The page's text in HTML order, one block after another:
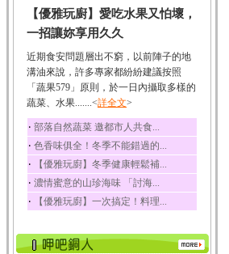
韭菜所含的膳食纖維能
幫助消化與通便；揮...
冬瓜
冬瓜營養價值高，鈉含
量極低是水腫病人的...
豆豉
豆豉裡頭含有營養的蛋
白質、脂肪、鈣、磷...
榛果
榛果裡所含的營養素有
蛋白質、脂肪、醣類...
迷迭香
酸、迷迭香酸、植物...
【優雅玩廚】愛吃水果又怕壞，
一招讓妳享用久久
近期食安問題層出不窮，以前陣子的地
溝油來說，許多專家都紛紛建議按照
「蔬果579」原則，於一日內攝取多樣的
蔬菜、水果.......<詳全文>
‧ 部落自然蔬菜 邀都市人共食...
‧ 色香味俱全！冬季不能錯過的...
‧ 【優雅玩廚】冬季健康輕鬆補...
‧ 濃情蜜意的山珍海味 「討海...
‧ 【優雅玩廚】一次搞定！料理...